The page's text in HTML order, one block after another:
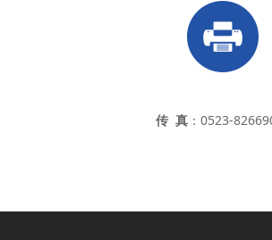
传 真：0523-